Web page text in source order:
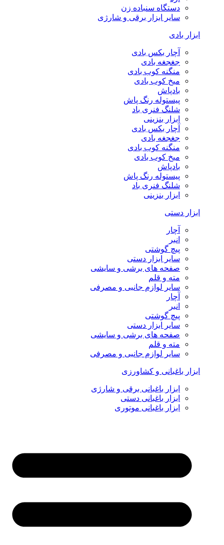
دستگاه سنباده زن
سایر ابزار برقی و شارژی
ابزار بادی
آچار بکس بادی
جغجغه بادی
منگنه کوب بادی
میخ کوب بادی
بادپاش
پیستوله رنگ پاش
شلنگ فنری باد
ابزار بنزینی
آچار بکس بادی
جغجغه بادی
منگنه کوب بادی
میخ کوب بادی
بادپاش
پیستوله رنگ پاش
شلنگ فنری باد
ابزار بنزینی
ابزار دستی
آچار
انبر
پیچ گوشتی
سایر ابزار دستی
صفحه های برشی و سایشی
مته و قلم
سایر لوازم جانبی و مصرفی
آچار
انبر
پیچ گوشتی
سایر ابزار دستی
صفحه های برشی و سایشی
مته و قلم
سایر لوازم جانبی و مصرفی
ابزار باغبانی و کشاورزی
ابزار باغبانی برقی و شارژی
ابزار باغبانی دستی
ابزار باغبانی موتوری